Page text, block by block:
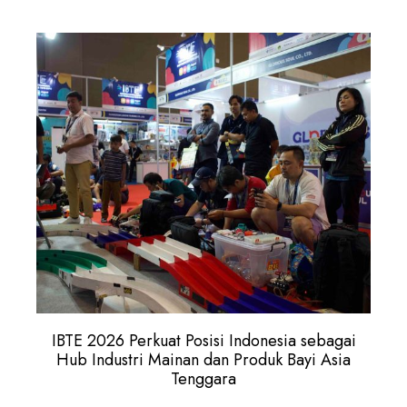
IBTE 2026 Perkuat Posisi Indonesia sebagai
Hub Industri Mainan dan Produk Bayi Asia
Tenggara